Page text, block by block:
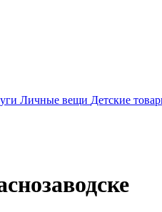
Личные вещи Детские